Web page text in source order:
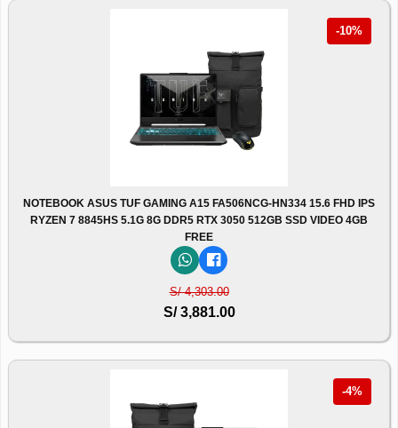
-10%
NOTEBOOK ASUS TUF GAMING A15 FA506NCG-HN334 15.6 FHD IPS
RYZEN 7 8845HS 5.1G 8G DDR5 RTX 3050 512GB SSD VIDEO 4GB
FREE
S/ 4,303.00
S/ 3,881.00
-4%